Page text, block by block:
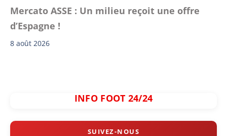
Mercato ASSE : Un milieu reçoit une offre
d’Espagne !
8 août 2026
INFO FOOT 24/24